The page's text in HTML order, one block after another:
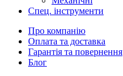
Спец. інструменти
Про компанію
Оплата та доставка
Гарантія та повернення
Блог